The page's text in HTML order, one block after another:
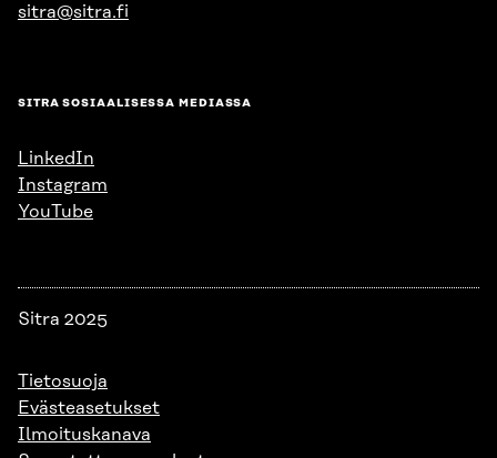
sitra@sitra.fi
SITRA SOSIAALISESSA MEDIASSA
LinkedIn
Instagram
YouTube
Sitra 2025
Tietosuoja
Evästeasetukset
Ilmoituskanava